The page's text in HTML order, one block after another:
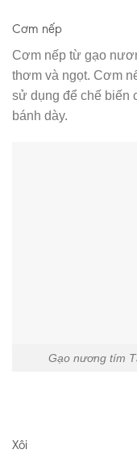
Cơm nếp
Cơm nếp từ gạo
thơm và ngọt. Cơm
sử dụng để chế biến
bánh dày.
Gạo nương tím
Xôi